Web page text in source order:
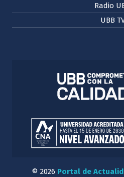
Radio
UBB
© 2026 Portal de